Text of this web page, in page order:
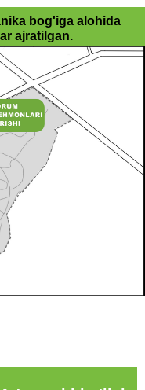
bog'iga alohida
ajratilgan.